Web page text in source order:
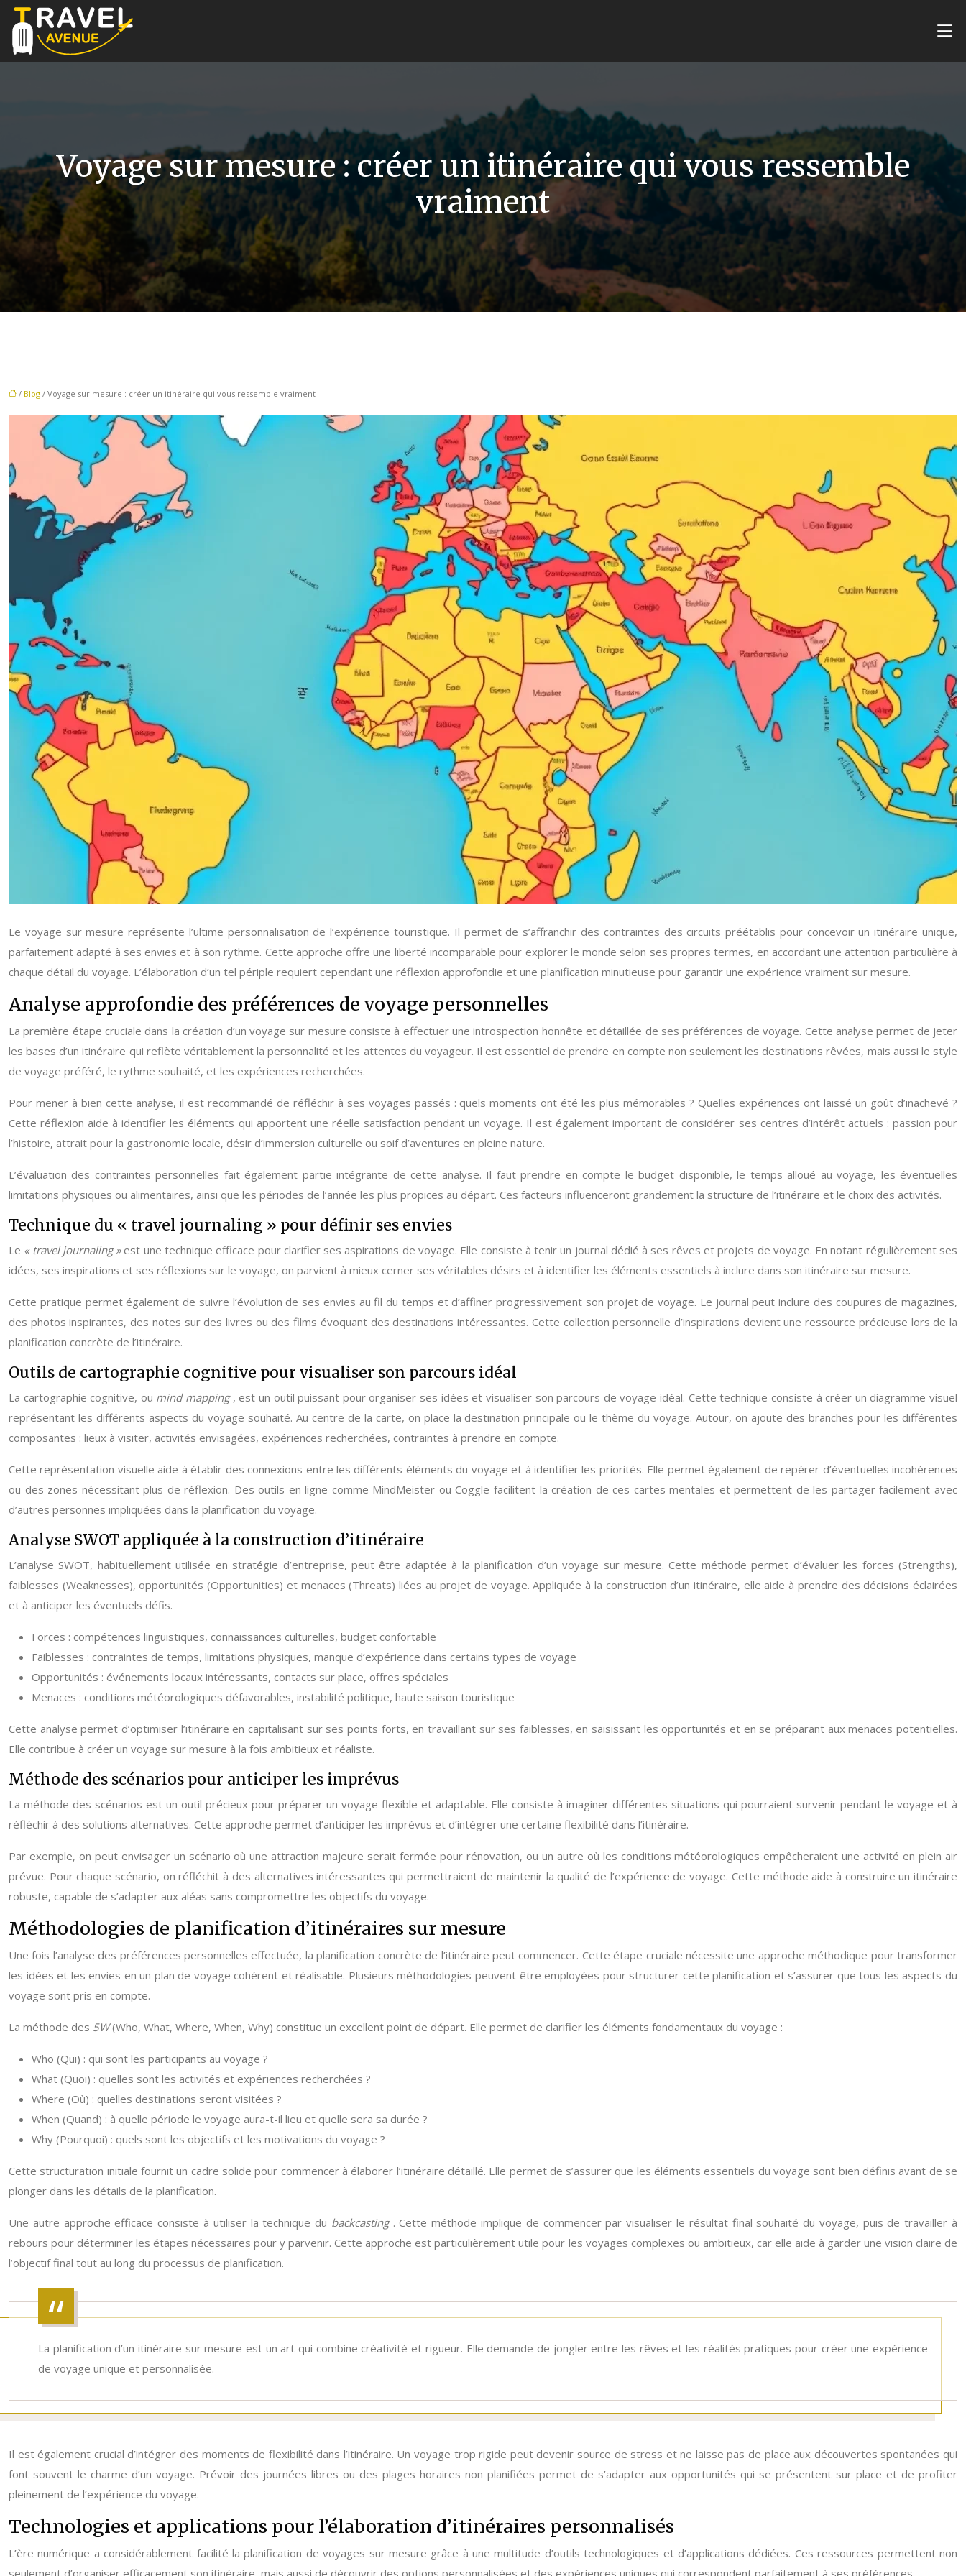
Voyage sur mesure : créer un itinéraire qui vous ressemble
vraiment
/ Blog / Voyage sur mesure : créer un itinéraire qui vous ressemble vraiment
Le voyage sur mesure représente l’ultime personnalisation de l’expérience touristique. Il permet de s’affranchir des contraintes des circuits préétablis pour concevoir un itinéraire unique,
parfaitement adapté à ses envies et à son rythme. Cette approche offre une liberté incomparable pour explorer le monde selon ses propres termes, en accordant une attention particulière à
chaque détail du voyage. L’élaboration d’un tel périple requiert cependant une réflexion approfondie et une planification minutieuse pour garantir une expérience vraiment sur mesure.
Analyse approfondie des préférences de voyage personnelles
La première étape cruciale dans la création d’un voyage sur mesure consiste à effectuer une introspection honnête et détaillée de ses préférences de voyage. Cette analyse permet de jeter
les bases d’un itinéraire qui reflète véritablement la personnalité et les attentes du voyageur. Il est essentiel de prendre en compte non seulement les destinations rêvées, mais aussi le style
de voyage préféré, le rythme souhaité, et les expériences recherchées.
Pour mener à bien cette analyse, il est recommandé de réfléchir à ses voyages passés : quels moments ont été les plus mémorables ? Quelles expériences ont laissé un goût d’inachevé ?
Cette réflexion aide à identifier les éléments qui apportent une réelle satisfaction pendant un voyage. Il est également important de considérer ses centres d’intérêt actuels : passion pour
l’histoire, attrait pour la gastronomie locale, désir d’immersion culturelle ou soif d’aventures en pleine nature.
L’évaluation des contraintes personnelles fait également partie intégrante de cette analyse. Il faut prendre en compte le budget disponible, le temps alloué au voyage, les éventuelles
limitations physiques ou alimentaires, ainsi que les périodes de l’année les plus propices au départ. Ces facteurs influenceront grandement la structure de l’itinéraire et le choix des activités.
Technique du « travel journaling » pour définir ses envies
Le « travel journaling »est une technique efficace pour clarifier ses aspirations de voyage. Elle consiste à tenir un journal dédié à ses rêves et projets de voyage. En notant régulièrement ses
idées, ses inspirations et ses réflexions sur le voyage, on parvient à mieux cerner ses véritables désirs et à identifier les éléments essentiels à inclure dans son itinéraire sur mesure.
Cette pratique permet également de suivre l’évolution de ses envies au fil du temps et d’affiner progressivement son projet de voyage. Le journal peut inclure des coupures de magazines,
des photos inspirantes, des notes sur des livres ou des films évoquant des destinations intéressantes. Cette collection personnelle d’inspirations devient une ressource précieuse lors de la
planification concrète de l’itinéraire.
Outils de cartographie cognitive pour visualiser son parcours idéal
La cartographie cognitive, ou mind mapping , est un outil puissant pour organiser ses idées et visualiser son parcours de voyage idéal. Cette technique consiste à créer un diagramme visuel
représentant les différents aspects du voyage souhaité. Au centre de la carte, on place la destination principale ou le thème du voyage. Autour, on ajoute des branches pour les différentes
composantes : lieux à visiter, activités envisagées, expériences recherchées, contraintes à prendre en compte.
Cette représentation visuelle aide à établir des connexions entre les différents éléments du voyage et à identifier les priorités. Elle permet également de repérer d’éventuelles incohérences
ou des zones nécessitant plus de réflexion. Des outils en ligne comme MindMeister ou Coggle facilitent la création de ces cartes mentales et permettent de les partager facilement avec
d’autres personnes impliquées dans la planification du voyage.
Analyse SWOT appliquée à la construction d’itinéraire
L’analyse SWOT, habituellement utilisée en stratégie d’entreprise, peut être adaptée à la planification d’un voyage sur mesure. Cette méthode permet d’évaluer les forces (Strengths),
faiblesses (Weaknesses), opportunités (Opportunities) et menaces (Threats) liées au projet de voyage. Appliquée à la construction d’un itinéraire, elle aide à prendre des décisions éclairées
et à anticiper les éventuels défis.
Forces : compétences linguistiques, connaissances culturelles, budget confortable
Faiblesses : contraintes de temps, limitations physiques, manque d’expérience dans certains types de voyage
Opportunités : événements locaux intéressants, contacts sur place, offres spéciales
Menaces : conditions météorologiques défavorables, instabilité politique, haute saison touristique
Cette analyse permet d’optimiser l’itinéraire en capitalisant sur ses points forts, en travaillant sur ses faiblesses, en saisissant les opportunités et en se préparant aux menaces potentielles.
Elle contribue à créer un voyage sur mesure à la fois ambitieux et réaliste.
Méthode des scénarios pour anticiper les imprévus
La méthode des scénarios est un outil précieux pour préparer un voyage flexible et adaptable. Elle consiste à imaginer différentes situations qui pourraient survenir pendant le voyage et à
réfléchir à des solutions alternatives. Cette approche permet d’anticiper les imprévus et d’intégrer une certaine flexibilité dans l’itinéraire.
Par exemple, on peut envisager un scénario où une attraction majeure serait fermée pour rénovation, ou un autre où les conditions météorologiques empêcheraient une activité en plein air
prévue. Pour chaque scénario, on réfléchit à des alternatives intéressantes qui permettraient de maintenir la qualité de l’expérience de voyage. Cette méthode aide à construire un itinéraire
robuste, capable de s’adapter aux aléas sans compromettre les objectifs du voyage.
Méthodologies de planification d’itinéraires sur mesure
Une fois l’analyse des préférences personnelles effectuée, la planification concrète de l’itinéraire peut commencer. Cette étape cruciale nécessite une approche méthodique pour transformer
les idées et les envies en un plan de voyage cohérent et réalisable. Plusieurs méthodologies peuvent être employées pour structurer cette planification et s’assurer que tous les aspects du
voyage sont pris en compte.
La méthode des 5W(Who, What, Where, When, Why) constitue un excellent point de départ. Elle permet de clarifier les éléments fondamentaux du voyage :
Who (Qui) : qui sont les participants au voyage ?
What (Quoi) : quelles sont les activités et expériences recherchées ?
Where (Où) : quelles destinations seront visitées ?
When (Quand) : à quelle période le voyage aura-t-il lieu et quelle sera sa durée ?
Why (Pourquoi) : quels sont les objectifs et les motivations du voyage ?
Cette structuration initiale fournit un cadre solide pour commencer à élaborer l’itinéraire détaillé. Elle permet de s’assurer que les éléments essentiels du voyage sont bien définis avant de se
plonger dans les détails de la planification.
Une autre approche efficace consiste à utiliser la technique du backcasting . Cette méthode implique de commencer par visualiser le résultat final souhaité du voyage, puis de travailler à
rebours pour déterminer les étapes nécessaires pour y parvenir. Cette approche est particulièrement utile pour les voyages complexes ou ambitieux, car elle aide à garder une vision claire de
l’objectif final tout au long du processus de planification.
La planification d’un itinéraire sur mesure est un art qui combine créativité et rigueur. Elle demande de jongler entre les rêves et les réalités pratiques pour créer une expérience
de voyage unique et personnalisée.
Il est également crucial d’intégrer des moments de flexibilité dans l’itinéraire. Un voyage trop rigide peut devenir source de stress et ne laisse pas de place aux découvertes spontanées qui
font souvent le charme d’un voyage. Prévoir des journées libres ou des plages horaires non planifiées permet de s’adapter aux opportunités qui se présentent sur place et de profiter
pleinement de l’expérience du voyage.
Technologies et applications pour l’élaboration d’itinéraires personnalisés
L’ère numérique a considérablement facilité la planification de voyages sur mesure grâce à une multitude d’outils technologiques et d’applications dédiées. Ces ressources permettent non
seulement d’organiser efficacement son itinéraire, mais aussi de découvrir des options personnalisées et des expériences uniques qui correspondent parfaitement à ses préférences.